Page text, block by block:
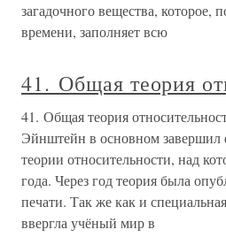
загадочного вещества,
времени, заполняет всю
41. Общая теория
41. Общая теория
Эйнштейн в основном
теории относительности, над
года. Через год теория была
печати. Так же как и
ввергла учёный мир в